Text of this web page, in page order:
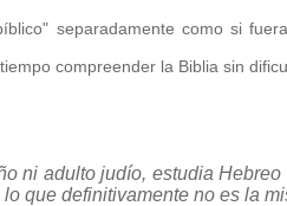
separadamente como si
compreender la Biblia sin
ni adulto judío, estudia
que definitivamente no es la